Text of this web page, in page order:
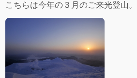
こちらは今年の３月のご来光登山。